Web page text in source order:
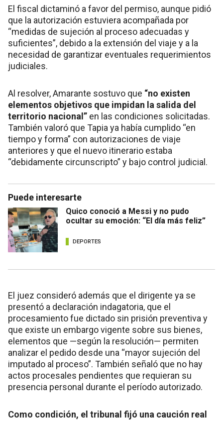
El fiscal dictaminó a favor del permiso, aunque pidió
que la autorización estuviera acompañada por
“medidas de sujeción al proceso adecuadas y
suficientes”, debido a la extensión del viaje y a la
necesidad de garantizar eventuales requerimientos
judiciales.
Al resolver, Amarante sostuvo que “no existen
elementos objetivos que impidan la salida del
territorio nacional” en las condiciones solicitadas.
También valoró que Tapia ya había cumplido “en
tiempo y forma” con autorizaciones de viaje
anteriores y que el nuevo itinerario estaba
“debidamente circunscripto” y bajo control judicial.
Puede interesarte
Quico conoció a Messi y no pudo
ocultar su emoción: “El día más feliz”
DEPORTES
El juez consideró además que el dirigente ya se
presentó a declaración indagatoria, que el
procesamiento fue dictado sin prisión preventiva y
que existe un embargo vigente sobre sus bienes,
elementos que —según la resolución— permiten
analizar el pedido desde una “mayor sujeción del
imputado al proceso”. También señaló que no hay
actos procesales pendientes que requieran su
presencia personal durante el período autorizado.
Como condición, el tribunal fijó una caución real